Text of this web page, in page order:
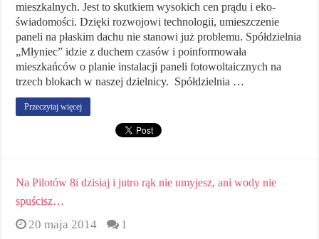
mieszkalnych. Jest to skutkiem wysokich cen prądu i eko-
świadomości. Dzięki rozwojowi technologii, umieszczenie
paneli na płaskim dachu nie stanowi już problemu. Spółdzielnia
„Młyniec” idzie z duchem czasów i poinformowała
mieszkańców o planie instalacji paneli fotowoltaicznych na
trzech blokach w naszej dzielnicy. Spółdzielnia …
Przeczytaj więcej
Na Pilotów 8i dzisiaj i jutro rąk nie umyjesz, ani wody nie
spuścisz…
20 maja 2014 1